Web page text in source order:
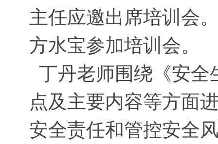
主任应邀出席培训会
方水宝参加培训会。
丁丹老师围绕《安全
点及主要内容等方面
安全责任和管控安全